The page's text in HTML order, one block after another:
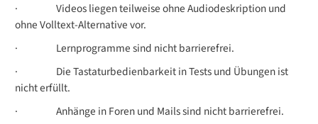
·
Videos liegen teilweise ohne Audiodeskription und
ohne Volltext-Alternative vor.
·
Lernprogramme sind nicht barrierefrei.
·
Die Tastaturbedienbarkeit in Tests und Übungen ist
nicht erfüllt.
·
Anhänge in Foren und Mails sind nicht barrierefrei.